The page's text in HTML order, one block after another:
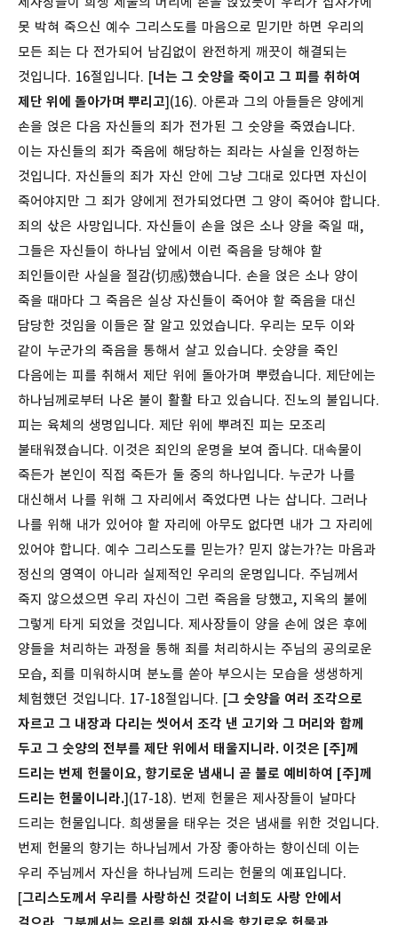
못 박혀 죽으신 예수 그리스도를 마음으로 믿기만 하면 우리의
모든 죄는 다 전가되어 남김없이 완전하게 깨끗이 해결되는
것입니다. 16절입니다. [너는 그 숫양을 죽이고 그 피를 취하여
제단 위에 돌아가며 뿌리고](16). 아론과 그의 아들들은 양에게
손을 얹은 다음 자신들의 죄가 전가된 그 숫양을 죽였습니다.
이는 자신들의 죄가 죽음에 해당하는 죄라는 사실을 인정하는
것입니다. 자신들의 죄가 자신 안에 그냥 그대로 있다면 자신이
죽어야지만 그 죄가 양에게 전가되었다면 그 양이 죽어야 합니다.
죄의 삯은 사망입니다. 자신들이 손을 얹은 소나 양을 죽일 때,
그들은 자신들이 하나님 앞에서 이런 죽음을 당해야 할
죄인들이란 사실을 절감(切感)했습니다. 손을 얹은 소나 양이
죽을 때마다 그 죽음은 실상 자신들이 죽어야 할 죽음을 대신
담당한 것임을 이들은 잘 알고 있었습니다. 우리는 모두 이와
같이 누군가의 죽음을 통해서 살고 있습니다. 숫양을 죽인
다음에는 피를 취해서 제단 위에 돌아가며 뿌렸습니다. 제단에는
하나님께로부터 나온 불이 활활 타고 있습니다. 진노의 불입니다.
피는 육체의 생명입니다. 제단 위에 뿌려진 피는 모조리
불태워졌습니다. 이것은 죄인의 운명을 보여 줍니다. 대속물이
죽든가 본인이 직접 죽든가 둘 중의 하나입니다. 누군가 나를
대신해서 나를 위해 그 자리에서 죽었다면 나는 삽니다. 그러나
나를 위해 내가 있어야 할 자리에 아무도 없다면 내가 그 자리에
있어야 합니다. 예수 그리스도를 믿는가? 믿지 않는가?는 마음과
정신의 영역이 아니라 실제적인 우리의 운명입니다. 주님께서
죽지 않으셨으면 우리 자신이 그런 죽음을 당했고, 지옥의 불에
그렇게 타게 되었을 것입니다. 제사장들이 양을 손에 얹은 후에
양들을 처리하는 과정을 통해 죄를 처리하시는 주님의 공의로운
모습, 죄를 미워하시며 분노를 쏟아 부으시는 모습을 생생하게
체험했던 것입니다. 17-18절입니다. [그 숫양을 여러 조각으로
자르고 그 내장과 다리는 씻어서 조각 낸 고기와 그 머리와 함께
두고 그 숫양의 전부를 제단 위에서 태울지니라. 이것은 [주]께
드리는 번제 헌물이요, 향기로운 냄새니 곧 불로 예비하여 [주]께
드리는 헌물이니라.](17-18). 번제 헌물은 제사장들이 날마다
드리는 헌물입니다. 희생물을 태우는 것은 냄새를 위한 것입니다.
번제 헌물의 향기는 하나님께서 가장 좋아하는 향이신데 이는
우리 주님께서 자신을 하나님께 드리는 헌물의 예표입니다.
[그리스도께서 우리를 사랑하신 것같이 너희도 사랑 안에서